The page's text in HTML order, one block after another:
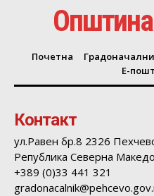
Почетна
Е-
Контакт
ул.Равен бр.8 2326
Република Северна
+389 (0)33 441 321